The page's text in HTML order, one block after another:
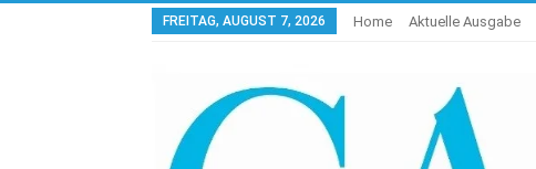
FREITAG, AUGUST 7, 2026 Home Aktuelle Ausgabe